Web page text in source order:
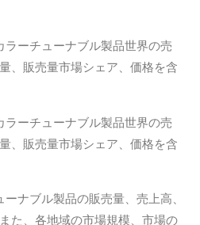
ーチューナブル製品世界の売
、販売量市場シェア、価格を含
ーチューナブル製品世界の売
、販売量市場シェア、価格を含
ナブル製品の販売量、売上高、
た、各地域の市場規模、市場の